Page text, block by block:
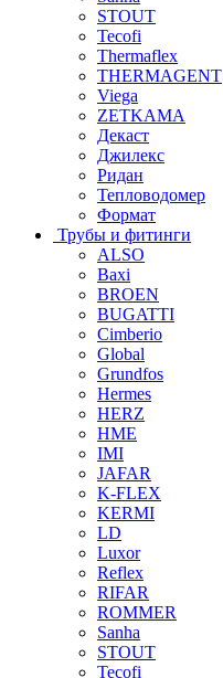
STOUT
Tecofi
Thermaflex
THERMAGENT
Viega
ZETKAMA
Декаст
Джилекс
Ридан
Тепловодомер
Формат
Трубы и фитинги
ALSO
Baxi
BROEN
BUGATTI
Cimberio
Global
Grundfos
Hermes
HERZ
HME
IMI
JAFAR
K-FLEX
KERMI
LD
Luxor
Reflex
RIFAR
ROMMER
Sanha
STOUT
Tecofi